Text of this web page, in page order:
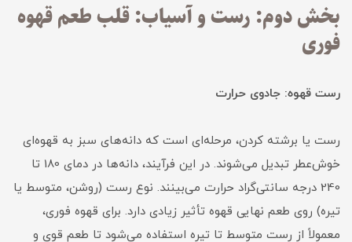
بخش دوم: رست و آسیاب: قلب طعم قهوه
فوری
رست قهوه: جادوی حرارت
رست یا برشته کردن، مرحله‌ای است که دانه‌های سبز به قهوه‌ای
خوش‌عطر تبدیل می‌شوند. در این فرآیند، دانه‌ها در دمای 180 تا
240 درجه سانتی‌گراد حرارت می‌بینند. نوع رست (روشن، متوسط یا
تیره) روی طعم نهایی قهوه تأثیر زیادی دارد. برای قهوه فوری،
معمولاً از رست متوسط تا تیره استفاده می‌شود تا طعم قوی و